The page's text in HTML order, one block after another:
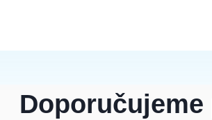
Doporučujeme